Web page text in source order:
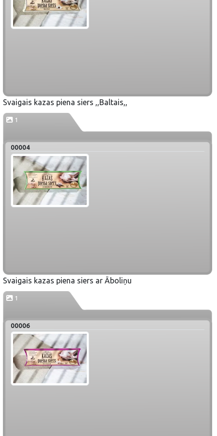
Svaigais kazas piena siers ,,Baltais,,
1
00004
Svaigais kazas piena siers ar Āboliņu
1
00006